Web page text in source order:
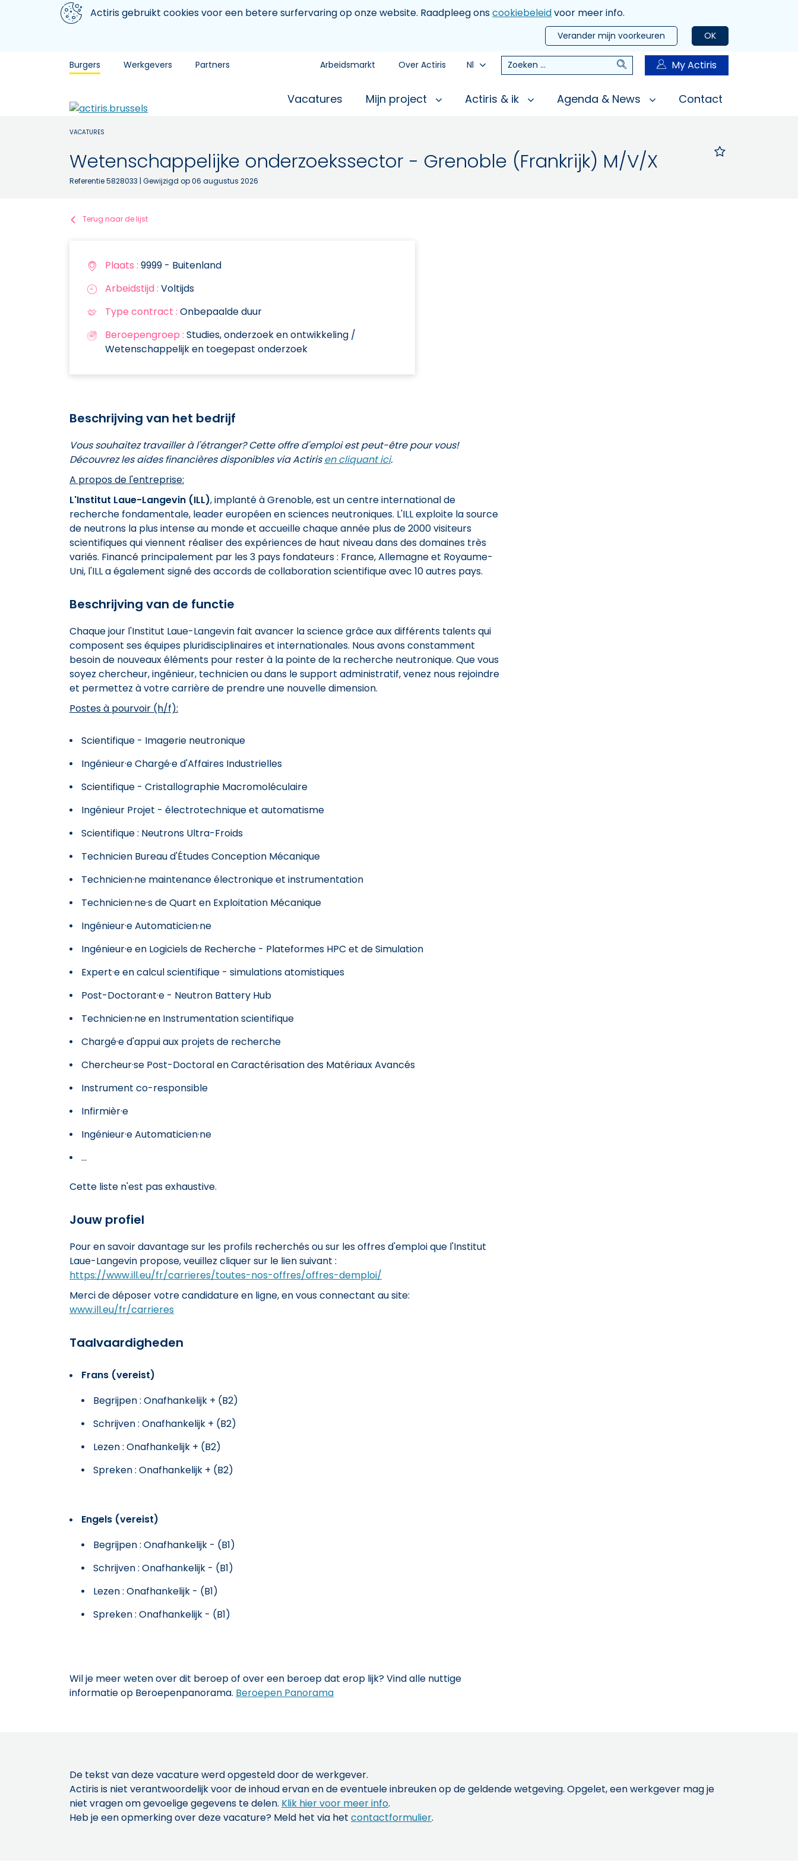
Aller au contenu principal
We gebruiken cookiesActiris gebruikt cookies voor een betere surfervaring op onze website. Raadpleeg onscookiebeleidvoor meer info.
OK
Verander mijn voorkeuren
Burgers Werkgevers Partners Arbeidsmarkt Over Actiris Nl Zoeken Zoeken My Actiris
Vacatures Mijn project Actiris & ik Agenda & News Contact
VACATURES
Wetenschappelijke onderzoekssector - Grenoble (Frankrijk) M/V/X
Referentie 5828033 | Gewijzigd op 06 augustus 2026
Terug naar de lijst
Plaats : 9999 - Buitenland
Arbeidstijd : Voltijds
Type contract : Onbepaalde duur
Beroepengroep : Studies, onderzoek en ontwikkeling /
Wetenschappelijk en toegepast onderzoek
Beschrijving van het bedrijf
Vous souhaitez travailler à l'étranger? Cette offre d'emploi est peut-être pour vous!
Découvrez les aides financières disponibles via Actirisen cliquant ici.
A propos de l'entreprise:
L'Institut Laue-Langevin (ILL), implanté à Grenoble, est un centre international de
recherche fondamentale, leader européen en sciences neutroniques. L'ILL exploite la source
de neutrons la plus intense au monde et accueille chaque année plus de 2000 visiteurs
scientifiques qui viennent réaliser des expériences de haut niveau dans des domaines très
variés. Financé principalement par les 3 pays fondateurs : France, Allemagne et Royaume-
Uni, l'ILL a également signé des accords de collaboration scientifique avec 10 autres pays.
Beschrijving van de functie
Chaque jour l'Institut Laue-Langevin fait avancer la science grâce aux différents talents qui
composent ses équipes pluridisciplinaires et internationales. Nous avons constamment
besoin de nouveaux éléments pour rester à la pointe de la recherche neutronique. Que vous
soyez chercheur, ingénieur, technicien ou dans le support administratif, venez nous rejoindre
et permettez à votre carrière de prendre une nouvelle dimension.
Postes à pourvoir (h/f):
Scientifique - Imagerie neutronique
Ingénieur·e Chargé·e d'Affaires Industrielles
Scientifique - Cristallographie Macromoléculaire
Ingénieur Projet - électrotechnique et automatisme
Scientifique : Neutrons Ultra-Froids
Technicien Bureau d'Études Conception Mécanique
Technicien·ne maintenance électronique et instrumentation
Technicien·ne·s de Quart en Exploitation Mécanique
Ingénieur·e Automaticien·ne
Ingénieur·e en Logiciels de Recherche - Plateformes HPC et de Simulation
Expert·e en calcul scientifique - simulations atomistiques
Post-Doctorant·e - Neutron Battery Hub
Technicien·ne en Instrumentation scientifique
Chargé·e d'appui aux projets de recherche
Chercheur·se Post-Doctoral en Caractérisation des Matériaux Avancés
Instrument co-responsible
Infirmièr·e
Ingénieur·e Automaticien·ne
...
Cette liste n'est pas exhaustive.
Jouw profiel
Pour en savoir davantage sur les profils recherchés ou sur les offres d'emploi que l'Institut
Laue-Langevin propose, veuillez cliquer sur le lien suivant :
https://www.ill.eu/fr/carrieres/toutes-nos-offres/offres-demploi/
Merci de déposer votre candidature en ligne, en vous connectant au site:
www.ill.eu/fr/carrieres
Taalvaardigheden
Frans (vereist)
Begrijpen : Onafhankelijk + (B2)
Schrijven : Onafhankelijk + (B2)
Lezen : Onafhankelijk + (B2)
Spreken : Onafhankelijk + (B2)
Engels (vereist)
Begrijpen : Onafhankelijk - (B1)
Schrijven : Onafhankelijk - (B1)
Lezen : Onafhankelijk - (B1)
Spreken : Onafhankelijk - (B1)
Wil je meer weten over dit beroep of over een beroep dat erop lijk? Vind alle nuttige
informatie op Beroepenpanorama. Beroepen Panorama
De tekst van deze vacature werd opgesteld door de werkgever.
Actiris is niet verantwoordelijk voor de inhoud ervan en de eventuele inbreuken op de geldende wetgeving. Opgelet, een werkgever mag je
niet vragen om gevoelige gegevens te delen. Klik hier voor meer info.
Heb je een opmerking over deze vacature? Meld het via het contactformulier.